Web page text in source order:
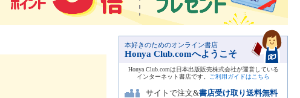
本好きのためのオンライン書店
Honya Club.comへようこそ
Honya Club.comは日本出版販売株式会社が運営している
インターネット書店です。
ご利用ガイドはこちら
サイトで注文&書店受け取り送料無料